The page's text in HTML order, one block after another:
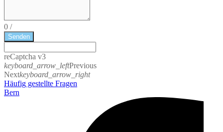
0 /
Senden
reCaptcha v3
keyboard_arrow_leftPrevious
Nextkeyboard_arrow_right
Häufig gestellte Fragen
Bern